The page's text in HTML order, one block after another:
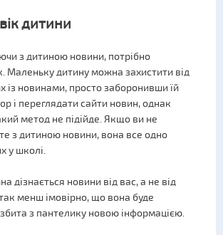
дитини
з дитиною новини, потрібно
Маленьку дитину можна захистити від
із новинами, просто заборонивши їй
і переглядати сайти новин, однак
метод не підійде. Якщо ви не
з дитиною новини, вона все одно
у школі.
дізнається новини від вас, а не від
менш імовірно, що вона буде
з пантелику новою інформацією.